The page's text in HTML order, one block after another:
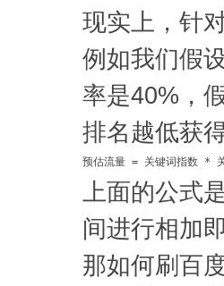
现实上，针
例如我们假
率是40%，
排名越低获
预估流量 = 关键词指数 *
上面的公式
间进行相加
那如何刷百